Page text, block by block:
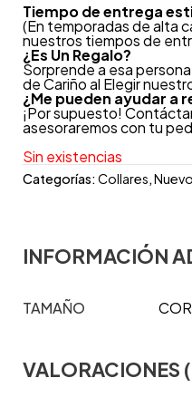
Tiempo de entrega
(En temporadas de alta
nuestros tiempos de
¿Es Un Regalo?
Sorprende a esa
de Cariño al Elegir
¿Me pueden ayudar a
¡Por supuesto!
asesoraremos con tu
Sin existencias
Categorías:Collares,Nuevo
INFORMACIÓN
TAMAÑO
VALORACIONES